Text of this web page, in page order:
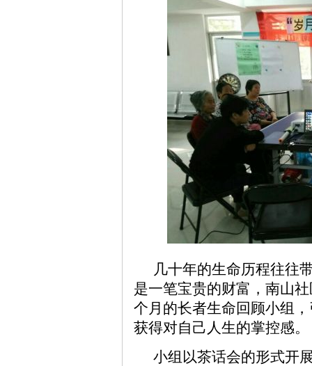
几十年的生命历程往往
是一笔宝贵的财富，南山
个月的长者生命回顾小组
获得对自己人生的掌控感。
小组以茶话会的形式开